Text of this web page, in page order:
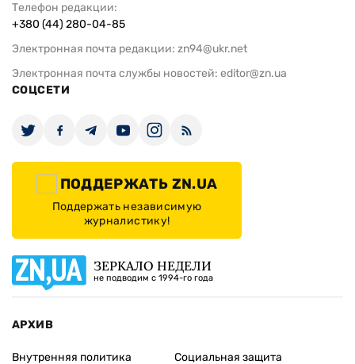
Телефон редакции:
+380 (44) 280-04-85
Электронная почта редакции: zn94@ukr.net
Электронная почта службы новостей: editor@zn.ua
СОЦСЕТИ
ПОДДЕРЖАТЬ ZN.UA
Поддержать независимую
журналистику!
ЗЕРКАЛО НЕДЕЛИ
не подводим с 1994-го года
АРХИВ
Внутренняя политика
Социальная защита